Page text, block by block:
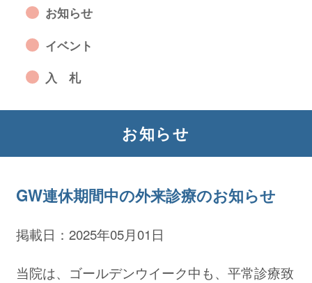
お知らせ
イベント
入 札
お知らせ
GW連休期間中の外来診療のお知らせ
掲載日：2025年05月01日
当院は、ゴールデンウイーク中も、平常診療致